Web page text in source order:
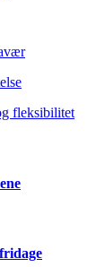
fleksibilitet